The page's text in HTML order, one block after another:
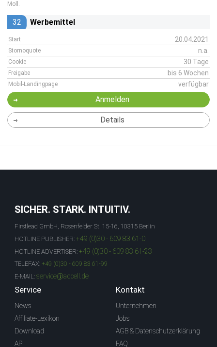
Moll.
32 Werbemittel
Start 20.04.2021
Stornoquote n.a.
Cookie 30 Tage
Freigabe bis 6 Wochen
Mobil-Landingpage verfügbar
Anmelden
Details
SICHER. STARK. INTUITIV.
Firstlead GmbH, Rosenfelder St. 15-16, 10315 Berlin
HOTLINE PUBLISHER: +49 (0)30 - 609 83 61-0
HOTLINE ADVERTISER: +49 (0)30 - 609 83 61-23
TELEFAX: +49 (0)30 - 609 83 61-99
E-MAIL: service@adcell.de
Service
News
Affiliate-Lexikon
Download
API
Kontakt
Unternehmen
Jobs
AGB & Datenschutzerklärung
FAQ